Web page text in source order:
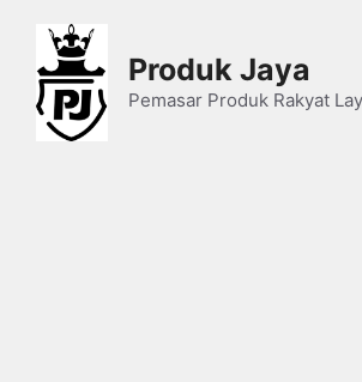
content
Produk Jaya
Pemasar Produk Rakyat